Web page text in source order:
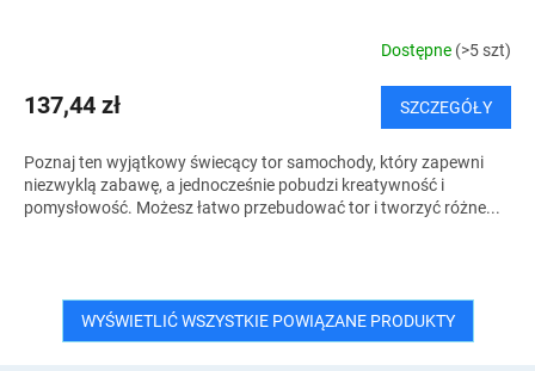
Dostępne (>5 szt)
137,44 zł SZCZEGÓŁY
Poznaj ten wyjątkowy świecący tor samochody, który zapewni
niezwyklą zabawę, a jednocześnie pobudzi kreatywność i
pomysłowość. Możesz łatwo przebudować tor i tworzyć różne...
WYŚWIETLIĆ WSZYSTKIE POWIĄZANE PRODUKTY